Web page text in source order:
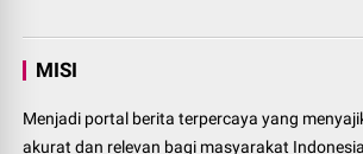
MISI
Menjadi portal berita terpercaya yang
akurat dan relevan bagi masyarakat